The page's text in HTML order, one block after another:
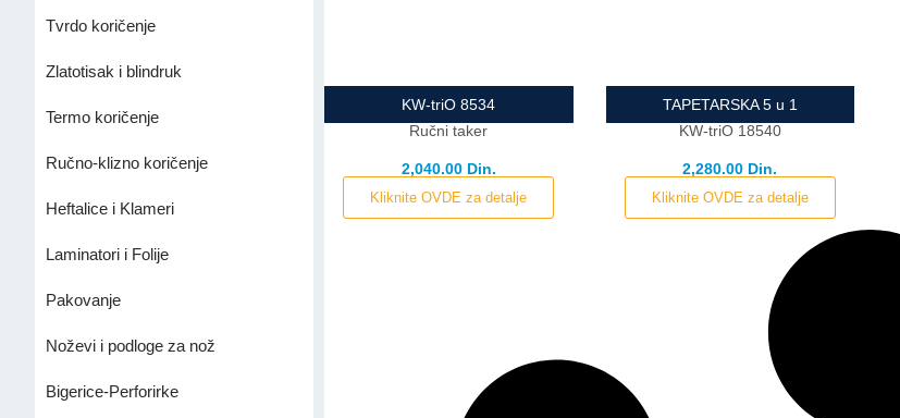
Tvrdo koričenje
Zlatotisak i blindruk
Termo koričenje
Ručno-klizno koričenje
Heftalice i Klameri
Laminatori i Folije
Pakovanje
Noževi i podloge za nož
Bigerice-Perforirke
KW-triO 8534
Ručni taker
2,040.00 Din.
Kliknite OVDE za detalje
TAPETARSKA 5 u 1
KW-triO 18540
2,280.00 Din.
Kliknite OVDE za detalje